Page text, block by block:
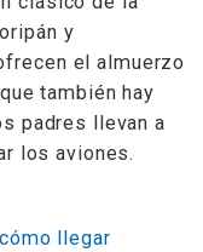
y
el almuerzo
también hay
padres llevan a
los aviones.
llegar